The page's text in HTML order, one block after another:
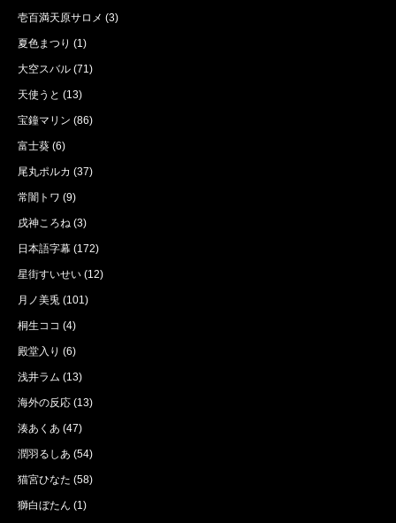
壱百満天原サロメ (3)
夏色まつり (1)
大空スバル (71)
天使うと (13)
宝鐘マリン (86)
富士葵 (6)
尾丸ポルカ (37)
常闇トワ (9)
戌神ころね (3)
日本語字幕 (172)
星街すいせい (12)
月ノ美兎 (101)
桐生ココ (4)
殿堂入り (6)
浅井ラム (13)
海外の反応 (13)
湊あくあ (47)
潤羽るしあ (54)
猫宮ひなた (58)
獅白ぼたん (1)